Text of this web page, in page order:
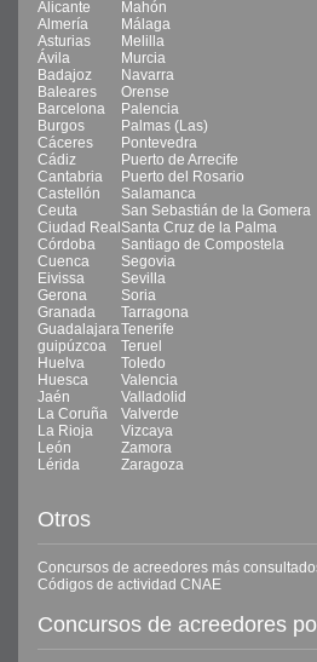
Alicante
Mahón
Almería
Málaga
Asturias
Melilla
Ávila
Murcia
Badajoz
Navarra
Baleares
Orense
Barcelona
Palencia
Burgos
Palmas (Las)
Cáceres
Pontevedra
Cádiz
Puerto de Arrecife
Cantabria
Puerto del Rosario
Castellón
Salamanca
Ceuta
San Sebastián de la Gomera
Ciudad Real Santa Cruz de la Palma
Córdoba
Santiago de Compostela
Cuenca
Segovia
Eivissa
Sevilla
Gerona
Soria
Granada
Tarragona
GuadalajaraTenerife
guipúzcoa
Teruel
Huelva
Toledo
Huesca
Valencia
Jaén
Valladolid
La Coruña
Valverde
La Rioja
Vizcaya
León
Zamora
Lérida
Zaragoza
Otros
Concursos de acreedores más
Códigos de actividad CNAE
Concursos de acreedores